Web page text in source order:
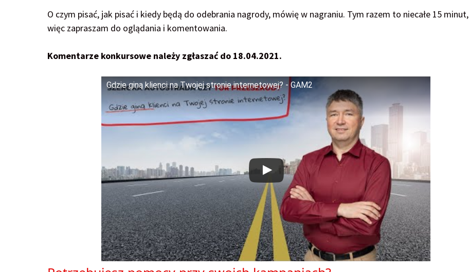
O czym pisać, jak pisać i kiedy będą do odebrania nagrody, mówię w nagraniu. Tym razem to niecałe 15 minut,
więc zapraszam do oglądania i komentowania.
Komentarze konkursowe należy zgłaszać do 18.04.2021.
Gdzie giną klienci na Twojej stronie internetowej? - GAM2